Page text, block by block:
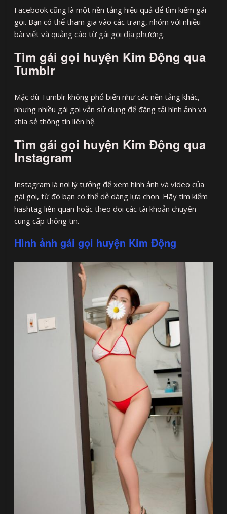
Facebook cũng là một nền tảng hiệu quả để tìm kiếm gái
gọi. Bạn có thể tham gia vào các trang, nhóm với nhiều
bài viết và quảng cáo từ gái gọi địa phương.
Tìm gái gọi huyện Kim Động qua
Tumblr
Mặc dù Tumblr không phổ biến như các nền tảng khác,
nhưng nhiều gái gọi vẫn sử dụng để đăng tải hình ảnh và
chia sẻ thông tin liên hệ.
Tìm gái gọi huyện Kim Động qua
Instagram
Instagram là nơi lý tưởng để xem hình ảnh và video của
gái gọi, từ đó bạn có thể dễ dàng lựa chọn. Hãy tìm kiếm
hashtag liên quan hoặc theo dõi các tài khoản chuyên
cung cấp thông tin.
Hình ảnh gái gọi huyện Kim Động